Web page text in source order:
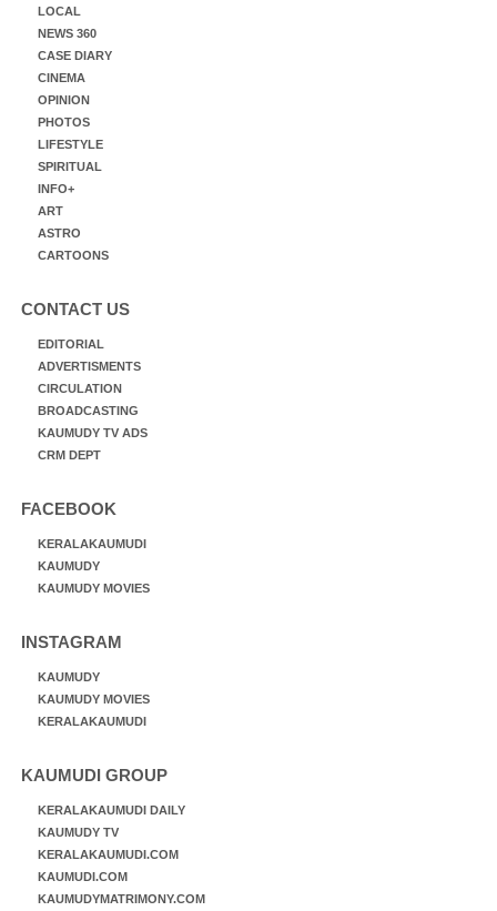
LOCAL
NEWS 360
CASE DIARY
CINEMA
OPINION
PHOTOS
LIFESTYLE
SPIRITUAL
INFO+
ART
ASTRO
CARTOONS
CONTACT US
EDITORIAL
ADVERTISMENTS
CIRCULATION
BROADCASTING
KAUMUDY TV ADS
CRM DEPT
FACEBOOK
KERALAKAUMUDI
KAUMUDY
KAUMUDY MOVIES
INSTAGRAM
KAUMUDY
KAUMUDY MOVIES
KERALAKAUMUDI
KAUMUDI GROUP
KERALAKAUMUDI DAILY
KAUMUDY TV
KERALAKAUMUDI.COM
KAUMUDI.COM
KAUMUDYMATRIMONY.COM